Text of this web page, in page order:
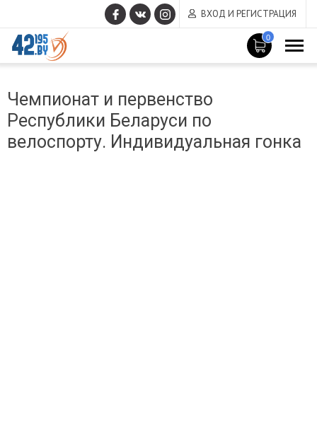
ВХОД И РЕГИСТРАЦИЯ
0
MAIN
CONTENT
14,
2017
Чемпионат и первенство
Республики Беларуси по
велоспорту. Индивидуальная гонка